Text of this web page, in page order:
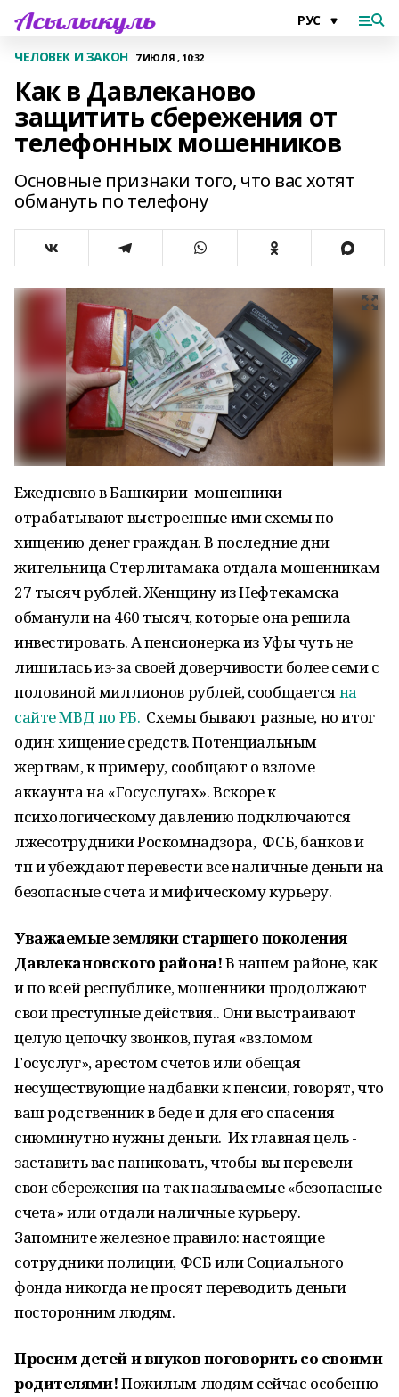
ЧЕЛОВЕК И ЗАКОН 7 ИЮЛЯ , 10:32
Как в Давлеканово
защитить сбережения от
телефонных мошенников
Основные признаки того, что вас хотят
обмануть по телефону
Ежедневно в Башкирии мошенники
отрабатывают выстроенные ими схемы по
хищению денег граждан. В последние дни
жительница Стерлитамака отдала мошенникам
27 тысяч рублей. Женщину из Нефтекамска
обманули на 460 тысяч, которые она решила
инвестировать. А пенсионерка из Уфы чуть не
лишилась из-за своей доверчивости более семи с
половиной миллионов рублей, сообщаетсяна
сайте МВД по РБ. Схемы бывают разные, но итог
один: хищение средств. Потенциальным
жертвам, к примеру, сообщают о взломе
аккаунта на «Госуслугах». Вскоре к
психологическому давлению подключаются
лжесотрудники Роскомнадзора, ФСБ, банков и
тп и убеждают перевести все наличные деньги на
безопасные счета и мифическому курьеру.
Уважаемые земляки старшего поколения
Давлекановского района!В нашем районе, как
и по всей республике, мошенники продолжают
свои преступные действия.. Они выстраивают
целую цепочку звонков, пугая «взломом
Госуслуг», арестом счетов или обещая
несуществующие надбавки к пенсии, говорят, что
ваш родственник в беде и для его спасения
сиюминутно нужны деньги. Их главная цель -
заставить вас паниковать, чтобы вы перевели
свои сбережения на так называемые «безопасные
счета» или отдали наличные курьеру.
Запомните железное правило: настоящие
сотрудники полиции, ФСБ или Социального
фонда никогда не просят переводить деньги
посторонним людям.
Просим детей и внуков поговорить со своими
родителями!Пожилым людям сейчас особенно